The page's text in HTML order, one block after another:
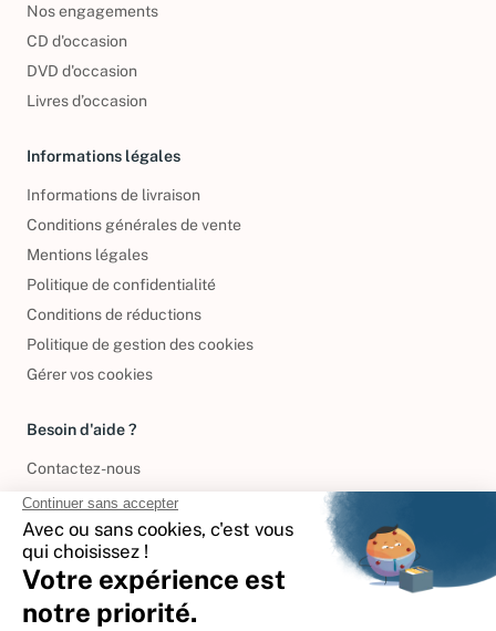
Nos engagements
CD d'occasion
DVD d'occasion
Livres d’occasion
Informations légales
Informations de livraison
Conditions générales de vente
Mentions légales
Politique de confidentialité
Conditions de réductions
Politique de gestion des cookies
Gérer vos cookies
Besoin d'aide ?
Contactez-nous
International
🇪🇸Espagne